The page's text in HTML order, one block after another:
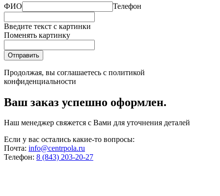
ФИО Телефон
Введите текст с картинки
Поменять картинку
Отправить
Продолжая, вы соглашаетесь с политикой
конфиденциальности
Ваш заказ успешно оформлен.
Наш менеджер свяжется с Вами для уточнения деталей
Если у вас остались какие-то вопросы:
Почта: info@centrpola.ru
Телефон: 8 (843) 203-20-27